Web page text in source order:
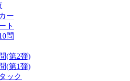
ー
ト
問
(第2弾)
(第1弾)
ック